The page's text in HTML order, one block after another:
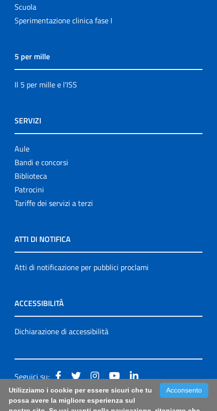
Scuola
Sperimentazione clinica fase I
5 per mille
Il 5 per mille e l'ISS
SERVIZI
Aule
Bandi e concorsi
Biblioteca
Patrocini
Tariffe dei servizi a terzi
ATTI DI NOTIFICA
Atti di notificazione per pubblici proclami
ACCESSIBILITÀ
Dichiarazione di accessibilità
Seguici su:
Accessibilità: form di segnalazione di prima istanza per
Acconsento
Utilizziamo i cookie per essere sicuri che tu
possa avere la migliore esperienza sul